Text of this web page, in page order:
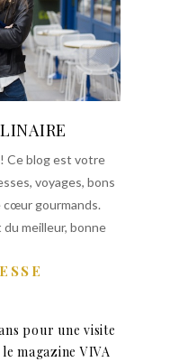
Ce blog est votre
voyages, bons
gourmands.
meilleur, bonne
pour une visite
magazine VIVA